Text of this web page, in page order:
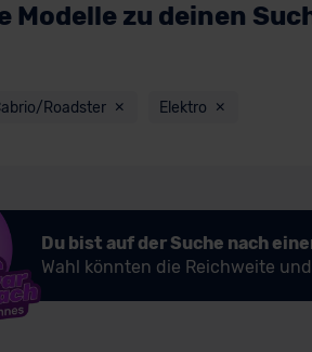
Modelle zu deinen
Roadster Elektro
Du bist auf der Suche nach
Wahl könnten die Reichweite